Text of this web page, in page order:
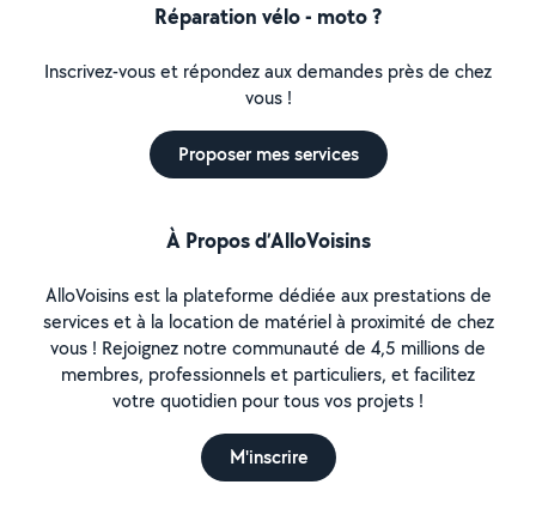
Réparation vélo - moto ?
Inscrivez-vous et répondez aux demandes près de chez
vous !
Proposer mes services
À Propos d’AlloVoisins
AlloVoisins est la plateforme dédiée aux prestations de
services et à la location de matériel à proximité de chez
vous ! Rejoignez notre communauté de 4,5 millions de
membres, professionnels et particuliers, et facilitez
votre quotidien pour tous vos projets !
M'inscrire